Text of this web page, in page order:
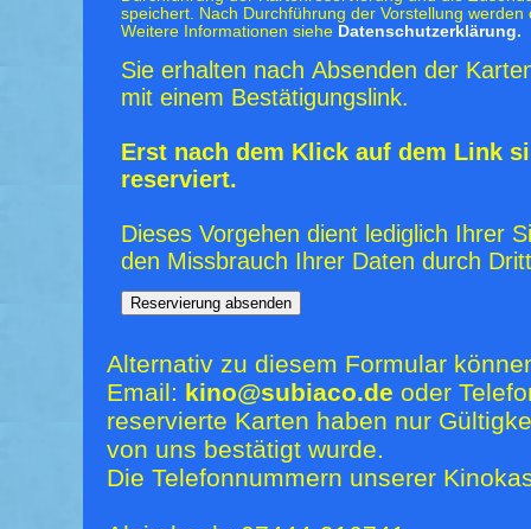
speichert. Nach Durchführung der Vorstellung
Weitere Informationen siehe Datenschutzerklärung.
Sie erhalten nach Absenden der
mit einem Bestätigungslink.
Erst nach dem Klick auf dem Link
reserviert.
Dieses Vorgehen dient lediglich Ihrer
den Missbrauch Ihrer Daten durch
Alternativ zu diesem Formular
Email: kino@subiaco.de oder
reservierte Karten haben nur
von uns bestätigt wurde.
Die Telefonnummern unserer